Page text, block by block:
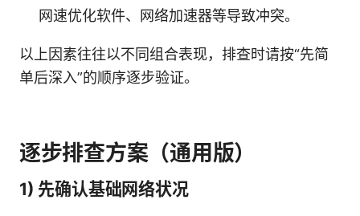
网速优化软件、网络加速器等导致冲突。
以上因素往往以不同组合表现，排查时请按“先简
单后深入”的顺序逐步验证。
逐步排查方案（通用版）
1) 先确认基础网络状况